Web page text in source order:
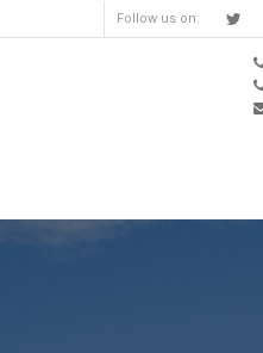
Follow us on: